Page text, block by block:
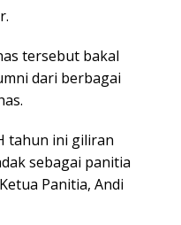
tersebut bakal
dari berbagai
tahun ini giliran
sebagai panitia
Panitia, Andi